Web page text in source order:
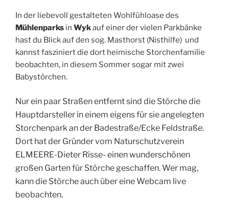
In der liebevoll gestalteten Wohlfühloase des
Mühlenparks in Wykauf einer der vielen Parkbänke
hast du Blick auf den sog. Masthorst (Nisthilfe) und
kannst fasziniert die dort heimische Storchenfamilie
beobachten, in diesem Sommer sogar mit zwei
Babystörchen.
Nur ein paar Straßen entfernt sind die Störche die
Hauptdarsteller in einem eigens für sie angelegten
Storchenpark an der Badestraße/Ecke Feldstraße.
Dort hat der Gründer vom Naturschutzverein
ELMEERE-Dieter Risse- einen wunderschönen
großen Garten für Störche geschaffen. Wer mag,
kann die Störche auch über eine Webcam live
beobachten.